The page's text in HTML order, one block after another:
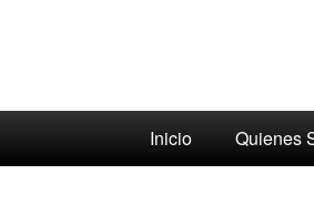
Inicio Quienes